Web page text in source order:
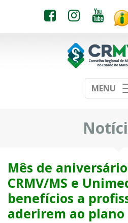
MENU
Mês de
CRMV/MS e
benefícios a
aderirem ao plano